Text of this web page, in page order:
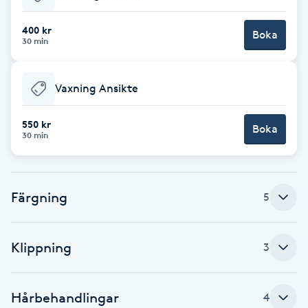
Babylights
Balayage
Barber
Blowout
Bottenfärg
400 kr
30 min Boka
Vaxning Ansikte
550 kr
30 min Boka
Färgning 5
Klippning 3
Hårbehandlingar 4